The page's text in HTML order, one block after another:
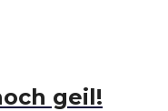
geil!